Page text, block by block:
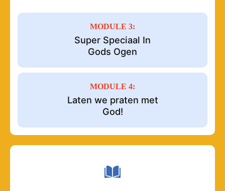
MODULE 3:
Super Speciaal In
Gods Ogen
MODULE 4:
Laten we praten met
God!